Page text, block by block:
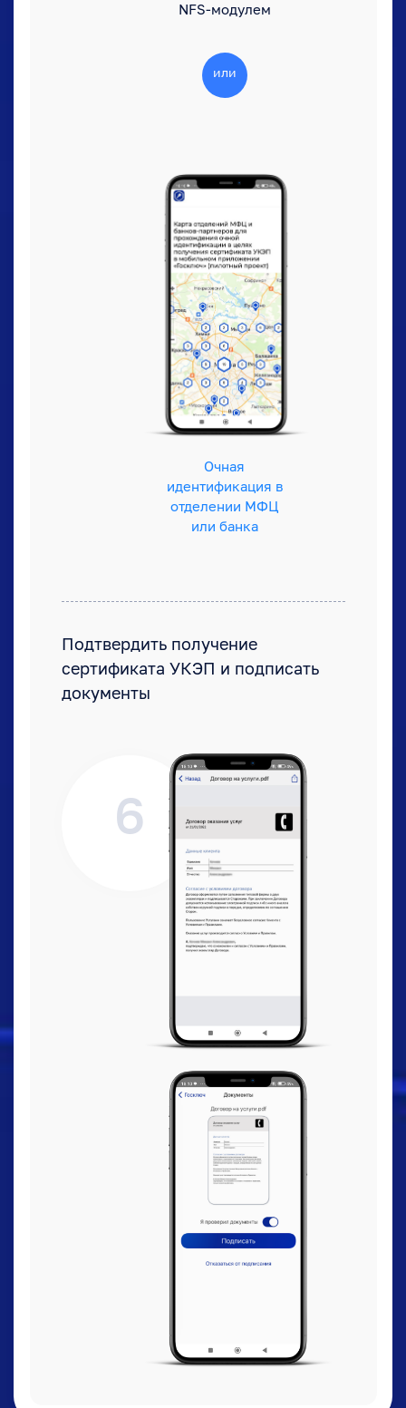
NFS-модулем
или
Очная
идентификация в
отделении МФЦ
или банка
Подтвердить получение
сертификата УКЭП и подписать
документы
6